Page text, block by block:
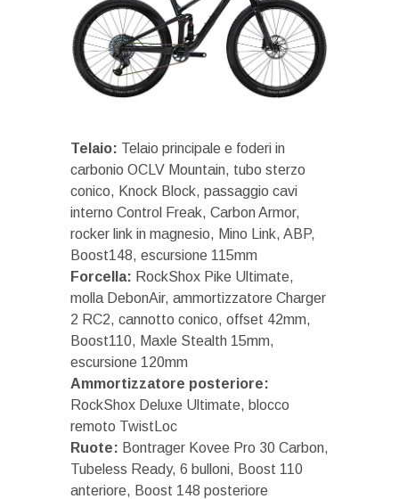
Telaio: Telaio principale e foderi in
carbonio OCLV Mountain, tubo sterzo
conico, Knock Block, passaggio cavi
interno Control Freak, Carbon Armor,
rocker link in magnesio, Mino Link, ABP,
Boost148, escursione 115mm
Forcella: RockShox Pike Ultimate,
molla DebonAir, ammortizzatore Charger
2 RC2, cannotto conico, offset 42mm,
Boost110, Maxle Stealth 15mm,
escursione 120mm
Ammortizzatore posteriore:
RockShox Deluxe Ultimate, blocco
remoto TwistLoc
Ruote: Bontrager Kovee Pro 30 Carbon,
Tubeless Ready, 6 bulloni, Boost 110
anteriore, Boost 148 posteriore